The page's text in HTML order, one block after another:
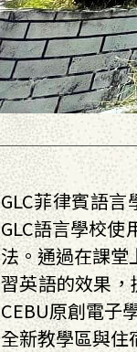
GLC菲律賓語
GLC語言學校
法。通過在課堂
習英語的效果
CEBU原創電⼦
全新教學區與住